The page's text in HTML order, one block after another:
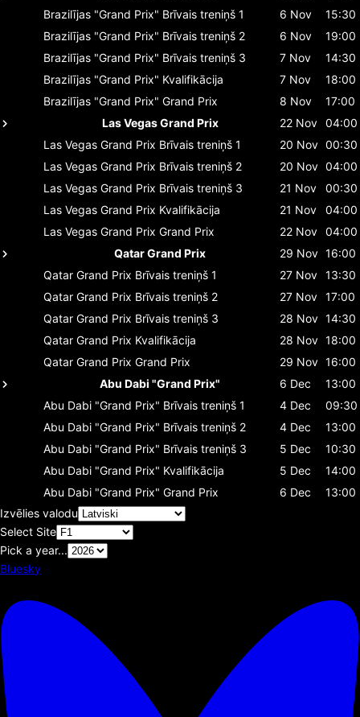
Brazilījas "Grand Prix" Brīvais treniņš 1 6 Nov
15:30
Brazilījas "Grand Prix" Brīvais treniņš 2 6 Nov
19:00
Brazilījas "Grand Prix" Brīvais treniņš 3 7 Nov
14:30
Brazilījas "Grand Prix" Kvalifikācija 7 Nov
18:00
Brazilījas "Grand Prix" Grand Prix 8 Nov
17:00
Las Vegas Grand Prix
22 Nov 04:00
Las Vegas Grand Prix Brīvais treniņš 1 20 Nov 00:30
Las Vegas Grand Prix Brīvais treniņš 2 20 Nov 04:00
Las Vegas Grand Prix Brīvais treniņš 3 21 Nov
00:30
Las Vegas Grand Prix Kvalifikācija 21 Nov
04:00
Las Vegas Grand Prix Grand Prix 22 Nov 04:00
Qatar Grand Prix
29 Nov 16:00
Qatar Grand Prix Brīvais treniņš 1 27 Nov 13:30
Qatar Grand Prix Brīvais treniņš 2 27 Nov 17:00
Qatar Grand Prix Brīvais treniņš 3 28 Nov 14:30
Qatar Grand Prix Kvalifikācija 28 Nov 18:00
Qatar Grand Prix Grand Prix 29 Nov 16:00
Abu Dabi "Grand Prix"
6 Dec
13:00
Abu Dabi "Grand Prix" Brīvais treniņš 1 4 Dec
09:30
Abu Dabi "Grand Prix" Brīvais treniņš 2 4 Dec
13:00
Abu Dabi "Grand Prix" Brīvais treniņš 3 5 Dec
10:30
Abu Dabi "Grand Prix" Kvalifikācija 5 Dec
14:00
Abu Dabi "Grand Prix" Grand Prix 6 Dec
13:00
Izvēlies valodu
Select Site
Pick a year...
Bluesky